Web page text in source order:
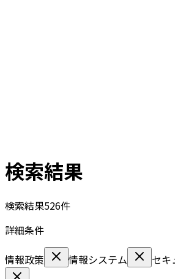
検索結果
検索結果526件
詳細条件
情報政策
情報システム セキ